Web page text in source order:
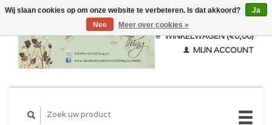
WINKELWAGEN (€0,00)
MIJN ACCOUNT
Wij slaan cookies op om onze website te verbeteren. Is dat akkoord?
Ja
Nee
Meer over cookies »